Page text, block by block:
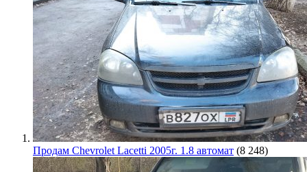
Продам Chevrolet Lacetti 2005г. 1.8 автомат (8 248)